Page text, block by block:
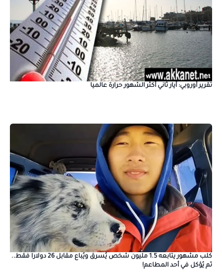
تقرير أوروبي: أيار ثاني أكثر الشهور حرارة عالميا
كلب مشهور يتابعه 1.5 مليون شخص يُسرق ويُباع مقابل 26 دولارا فقط..
ثم يُؤكل في أحد المطاعم!